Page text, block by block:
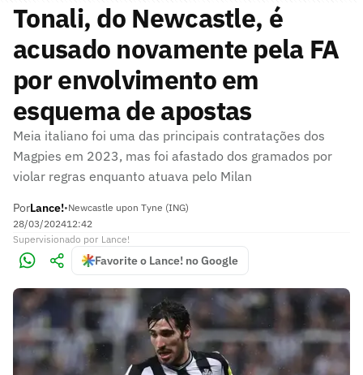
Tonali, do Newcastle, é
acusado novamente pela FA
por envolvimento em
esquema de apostas
Meia italiano foi uma das principais contratações dos
Magpies em 2023, mas foi afastado dos gramados por
violar regras enquanto atuava pelo Milan
PorLance!•Newcastle upon Tyne (ING)
28/03/202412:42
Supervisionado por Lance!
Favorite o Lance! no Google